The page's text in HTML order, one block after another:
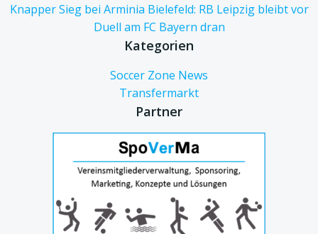
Knapper Sieg bei Arminia Bielefeld: RB Leipzig bleibt vor
Duell am FC Bayern dran
Kategorien
Soccer Zone News
Transfermarkt
Partner